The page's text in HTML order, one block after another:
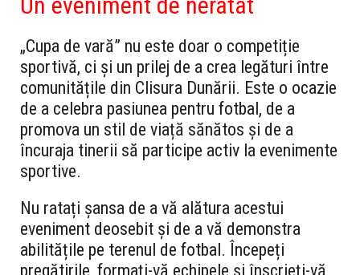
„Cupa de vară” nu este doar o competiție
sportivă, ci și un prilej de a crea legături între
comunitățile din Clisura Dunării. Este o ocazie
de a celebra pasiunea pentru fotbal, de a
promova un stil de viață sănătos și de a
încuraja tinerii să participe activ la evenimente
sportive.
Nu ratați șansa de a vă alătura acestui
eveniment deosebit și de a vă demonstra
abilitățile pe terenul de fotbal. Începeți
pregătirile, formați-vă echipele și înscrieți-vă